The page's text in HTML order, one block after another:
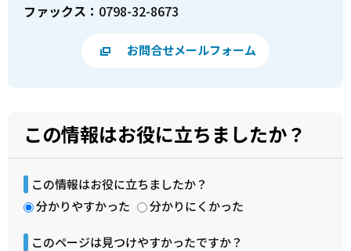
ファックス： 0798-32-8673
お問合せメールフォーム
この情報はお役に立ちましたか？
この情報はお役に立ちましたか？
分かりやすかった
分かりにくかった
このページは見つけやすかったですか？